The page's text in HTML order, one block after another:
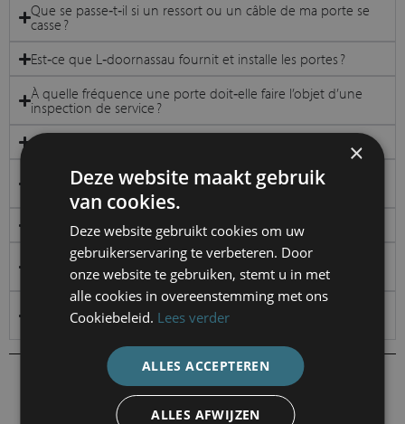
Que se passe‑t‑il si un ressort ou un câble de ma porte se
casse ?
Est‑ce que L‑doornassau fournit et installe les portes ?
À quelle fréquence une porte doit‑elle faire l’objet d’une
inspection de service ?
Comment puis‑je prolonger la durée de vie de ma porte ?
Les portes doivent‑elles toujours être installées par un
Comment se déroule l’installation d’une porte ?
Disposez‑vous de vos propres techniciens dans toute la
Belgique ?
Pouvez‑vous assurer la maintenance de portes d’autres
marques ?
Retour à l’aperçu
×
Deze website maakt gebruik
van cookies.
Deze website gebruikt cookies om uw
gebruikerservaring te verbeteren. Door
onze website te gebruiken, stemt u in met
alle cookies in overeenstemming met ons
Cookiebeleid. Lees verder
ALLES ACCEPTEREN
ALLES AFWIJZEN